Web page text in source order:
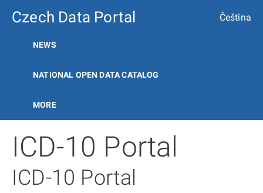
Czech Data Portal Čeština
NEWS
NATIONAL OPEN DATA CATALOG
MORE
ICD-10 Portal
ICD-10 Portal